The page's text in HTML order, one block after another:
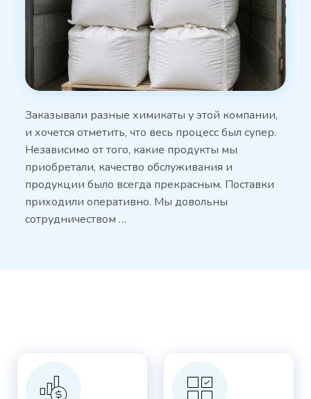
Заказывали разные химикаты у этой компании,
и хочется отметить, что весь процесс был супер.
Независимо от того, какие продукты мы
приобретали, качество обслуживания и
продукции было всегда прекрасным. Поставки
приходили оперативно. Мы довольны
сотрудничеством …